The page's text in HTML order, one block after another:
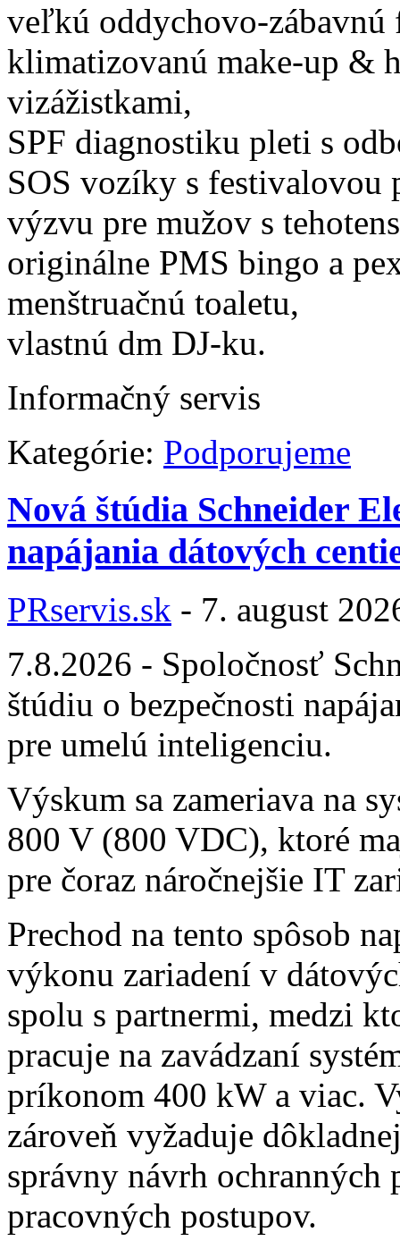
veľkú oddychovo-zábavnú
klimatizovanú make-up &
vizážistkami,
SPF diagnostiku pleti s
SOS vozíky s festivalovou
výzvu pre mužov s
originálne PMS bingo a
menštruačnú toaletu,
vlastnú dm DJ-ku.
Informačný servis
Kategórie: Podporujeme
Nová štúdia Schneider
napájania dátových
PRservis.sk - 7. august
7.8.2026 - Spoločnosť
štúdiu o bezpečnosti
pre umelú inteligenciu.
Výskum sa zameriava na
800 V (800 VDC), ktoré
pre čoraz náročnejšie IT
Prechod na tento spôsob
výkonu zariadení v
spolu s partnermi, medzi
pracuje na zavádzaní
príkonom 400 kW a viac.
zároveň vyžaduje
správny návrh ochranných
pracovných postupov.